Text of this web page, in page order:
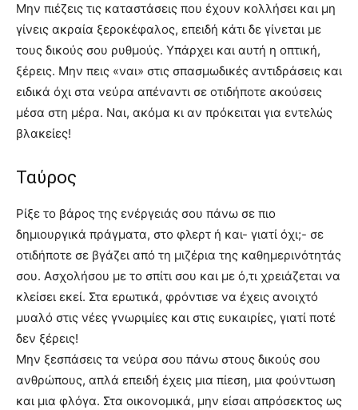
Μην πιέζεις τις καταστάσεις που έχουν κολλήσει και μη
γίνεις ακραία ξεροκέφαλος, επειδή κάτι δε γίνεται με
τους δικούς σου ρυθμούς. Υπάρχει και αυτή η οπτική,
ξέρεις. Μην πεις «ναι» στις σπασμωδικές αντιδράσεις και
ειδικά όχι στα νεύρα απέναντι σε οτιδήποτε ακούσεις
μέσα στη μέρα. Ναι, ακόμα κι αν πρόκειται για εντελώς
βλακείες!
Ταύρος
Ρίξε το βάρος της ενέργειάς σου πάνω σε πιο
δημιουργικά πράγματα, στο φλερτ ή και- γιατί όχι;- σε
οτιδήποτε σε βγάζει από τη μιζέρια της καθημερινότητάς
σου. Ασχολήσου με το σπίτι σου και με ό,τι χρειάζεται να
κλείσει εκεί. Στα ερωτικά, φρόντισε να έχεις ανοιχτό
μυαλό στις νέες γνωριμίες και στις ευκαιρίες, γιατί ποτέ
δεν ξέρεις!
Μην ξεσπάσεις τα νεύρα σου πάνω στους δικούς σου
ανθρώπους, απλά επειδή έχεις μια πίεση, μια φούντωση
και μια φλόγα. Στα οικονομικά, μην είσαι απρόσεκτος ως